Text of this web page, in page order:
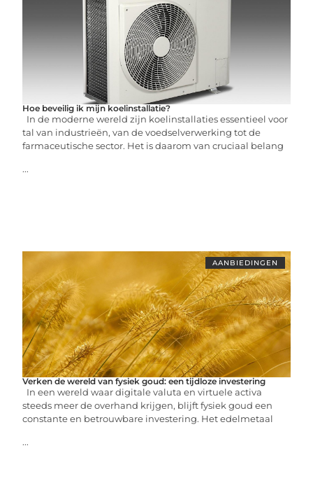
Hoe beveilig ik mijn koelinstallatie?
In de moderne wereld zijn koelinstallaties essentieel voor
tal van industrieën, van de voedselverwerking tot de
farmaceutische sector. Het is daarom van cruciaal belang
...
AANBIEDINGEN
Verken de wereld van fysiek goud: een tijdloze investering
In een wereld waar digitale valuta en virtuele activa
steeds meer de overhand krijgen, blijft fysiek goud een
constante en betrouwbare investering. Het edelmetaal
...